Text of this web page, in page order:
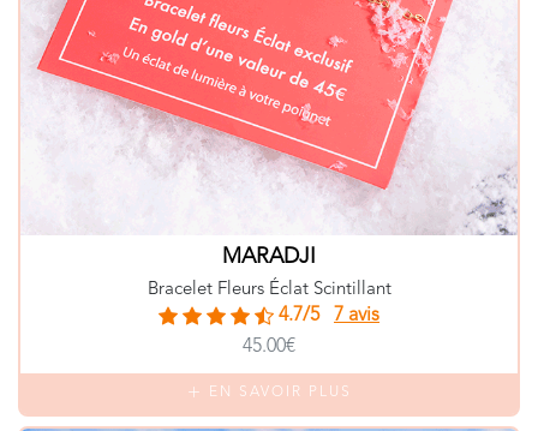
MARADJI
Bracelet Fleurs Éclat Scintillant
4.7/5
7 avis
45.00€
EN SAVOIR PLUS